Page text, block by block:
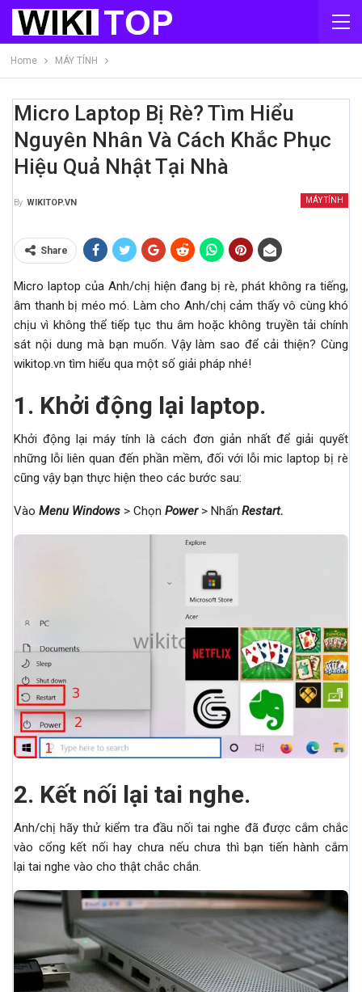
Home MÁY TÍNH
Micro Laptop Bị Rè? Tìm Hiểu
Nguyên Nhân Và Cách Khắc Phục
Hiệu Quả Nhật Tại Nhà
MÁY TÍNH
By WIKITOP.VN
Share
Micro laptop của Anh/chị hiện đang bị rè, phát không ra tiếng,
âm thanh bị méo mó. Làm cho Anh/chị cảm thấy vô cùng khó
chịu vì không thể tiếp tục thu âm hoặc không truyền tải chính
sát nội dung mà bạn muốn. Vậy làm sao để cải thiện? Cùng
wikitop.vn tìm hiểu qua một số giải pháp nhé!
1. Khởi động lại laptop.
Khởi động lại máy tính là cách đơn giản nhất để giải quyết
những lỗi liên quan đến phần mềm, đối với lỗi mic laptop bị rè
cũng vậy bạn thực hiện theo các bước sau:
Vào Menu Windows > Chọn Power> Nhấn Restart.
2. Kết nối lại tai nghe.
Anh/chị hãy thử kiểm tra đầu nối tai nghe đã được cắm chắc
vào cổng kết nối hay chưa nếu chưa thì bạn tiến hành cắm
lại tai nghe vào cho thật chắc chắn.